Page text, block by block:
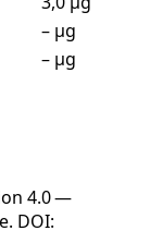
– µg
– µg
4.0 —
DOI: